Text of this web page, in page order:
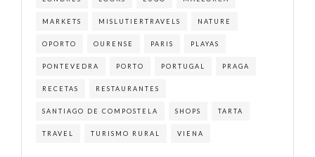
MARKETS MISLUTIERTRAVELS NATURE
OPORTO OURENSE PARIS PLAYAS
PONTEVEDRA PORTO PORTUGAL PRAGA
RECETAS RESTAURANTES
SANTIAGO DE COMPOSTELA SHOPS TARTA
TRAVEL TURISMO RURAL VIENA